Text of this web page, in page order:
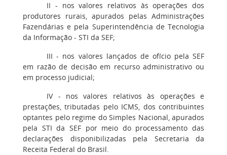
II - nos valores relativos às operações dos
produtores rurais, apurados pelas Administrações
Fazendárias e pela Superintendência de Tecnologia
da Informação - STI da SEF;
III - nos valores lançados de ofício pela SEF
em razão de decisão em recurso administrativo ou
em processo judicial;
IV - nos valores relativos às operações e
prestações, tributadas pelo ICMS, dos contribuintes
optantes pelo regime do Simples Nacional, apurados
pela STI da SEF por meio do processamento das
declarações disponibilizadas pela Secretaria da
Receita Federal do Brasil.